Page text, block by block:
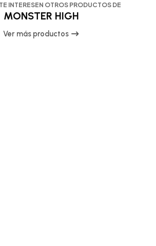
INTERESEN OTROS PRODUCTOS DE
MONSTER HIGH
Ver más productos